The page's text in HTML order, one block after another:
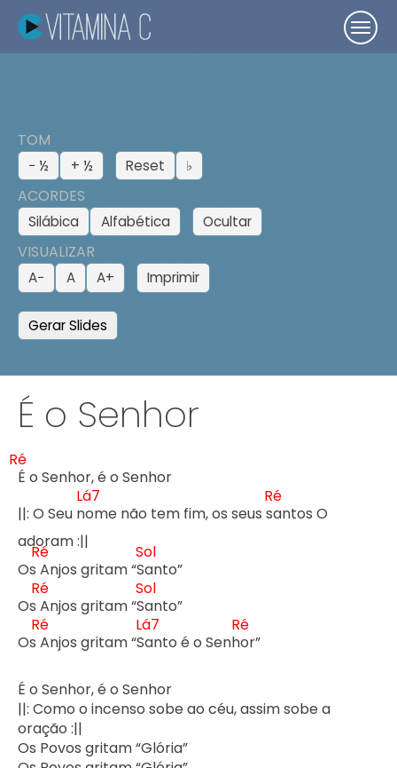
TOM
− ½ + ½ Reset ♭
ACORDES
Silábica Alfabética Ocultar
VISUALIZAR
A− A A+ Imprimir
Gerar Slides
É o Senhor
Ré
É o Senhor, é o Senhor
||: O Seu n
Lá7
ome não tem fim, os seus s
Ré
antos O
adoram :||
Os
Ré
Anjos gritam “S
Sol
anto”
Os
Ré
Anjos gritam “S
Sol
anto”
Os
Ré
Anjos gritam “S
Lá7
anto é o Senh
Ré
or”
É o Senhor, é o Senhor
||: Como o incenso sobe ao céu, assim sobe a
oração :||
Os Povos gritam “Glória”